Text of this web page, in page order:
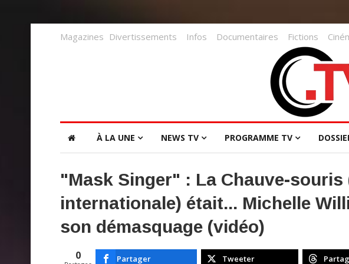
Magazines Divertissements Infos Documentaires Fictions
À LA UNE NEWS TV PROGRAMME TV
"Mask Singer" : La Chauve-souris
internationale) était... Michelle
son démasquage (vidéo)
0 Partager Tweeter